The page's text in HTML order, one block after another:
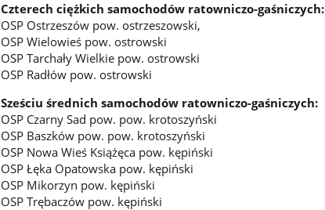
Czterech ciężkich samochodów ratowniczo-gaśniczych:
OSP Ostrzeszów pow. ostrzeszowski,
OSP Wielowieś pow. ostrowski
OSP Tarchały Wielkie pow. ostrowski
OSP Radłów pow. ostrowski
Sześciu średnich samochodów ratowniczo-gaśniczych:
OSP Czarny Sad pow. pow. krotoszyński
OSP Baszków pow. pow. krotoszyński
OSP Nowa Wieś Książęca pow. kępiński
OSP Łęka Opatowska pow. kępiński
OSP Mikorzyn pow. kępiński
OSP Trębaczów pow. kępiński